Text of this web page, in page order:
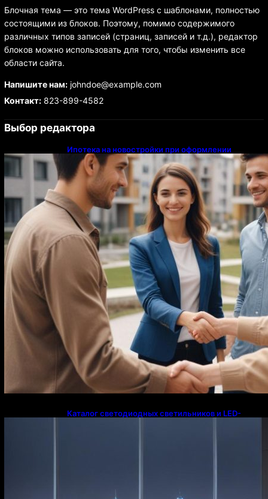
Блочная тема — это тема WordPress с шаблонами, полностью
состоящими из блоков. Поэтому, помимо содержимого
различных типов записей (страниц, записей и т.д.), редактор
блоков можно использовать для того, чтобы изменить все
области сайта.
Напишите нам:johndoe@example.com
Контакт:823-899-4582
Выбор редактора
Ипотека на новостройки при оформлении
напрямую у застройщика
Каталог светодиодных светильников и LED-